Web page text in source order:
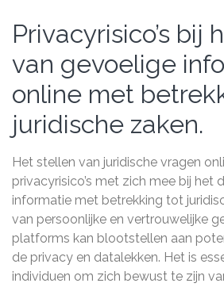
Privacyrisico’s bij
van gevoelige
online met
juridische zaken.
Het stellen van juridische vragen
privacyrisico’s met zich mee bij het
informatie met betrekking tot
van persoonlijke en vertrouwelijke
platforms kan blootstellen aan
de privacy en datalekken. Het is
individuen om zich bewust te zijn